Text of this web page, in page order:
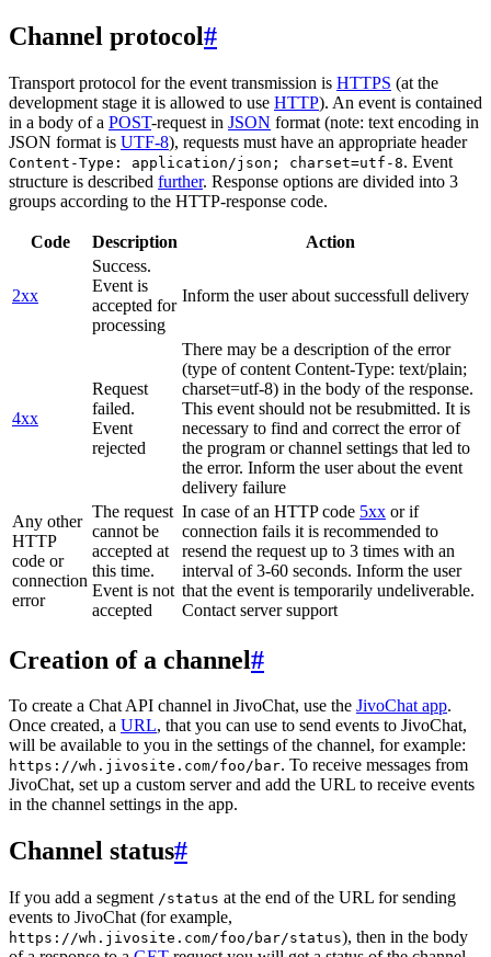
Channel protocol#
Transport protocol for the event transmission is HTTPS (at the
development stage it is allowed to use HTTP). An event is contained
in a body of a POST-request in JSON format (note: text encoding in
JSON format is UTF-8), requests must have an appropriate header
Content-Type: application/json; charset=utf-8. Event
structure is described further. Response options are divided into 3
groups according to the HTTP-response code.
Code Description Action
2xx
Success.
Event is
accepted for
processing
Inform the user about successfull delivery
4xx
Request
failed.
Event
rejected
There may be a description of the error
(type of content Content-Type: text/plain;
charset=utf-8) in the body of the response.
This event should not be resubmitted. It is
necessary to find and correct the error of
the program or channel settings that led to
the error. Inform the user about the event
delivery failure
Any other
HTTP
code or
connection
error
The request
cannot be
accepted at
this time.
Event is not
accepted
In case of an HTTP code 5xx or if
connection fails it is recommended to
resend the request up to 3 times with an
interval of 3-60 seconds. Inform the user
that the event is temporarily undeliverable.
Contact server support
Creation of a channel#
To create a Chat API channel in JivoChat, use the JivoChat app.
Once created, a URL, that you can use to send events to JivoChat,
will be available to you in the settings of the channel, for example:
https://wh.jivosite.com/foo/bar. To receive messages from
JivoChat, set up a custom server and add the URL to receive events
in the channel settings in the app.
Channel status#
If you add a segment /status at the end of the URL for sending
events to JivoChat (for example,
https://wh.jivosite.com/foo/bar/status), then in the body